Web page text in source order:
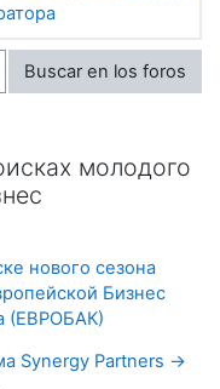
Buscar en los foros
молодого
нового сезона
Бизнес
(ЕВРОБАК)
Synergy Partners →